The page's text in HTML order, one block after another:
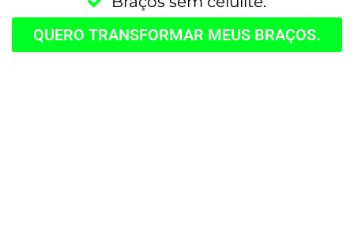
QUERO TRANSFORMAR MEUS BRAÇOS.